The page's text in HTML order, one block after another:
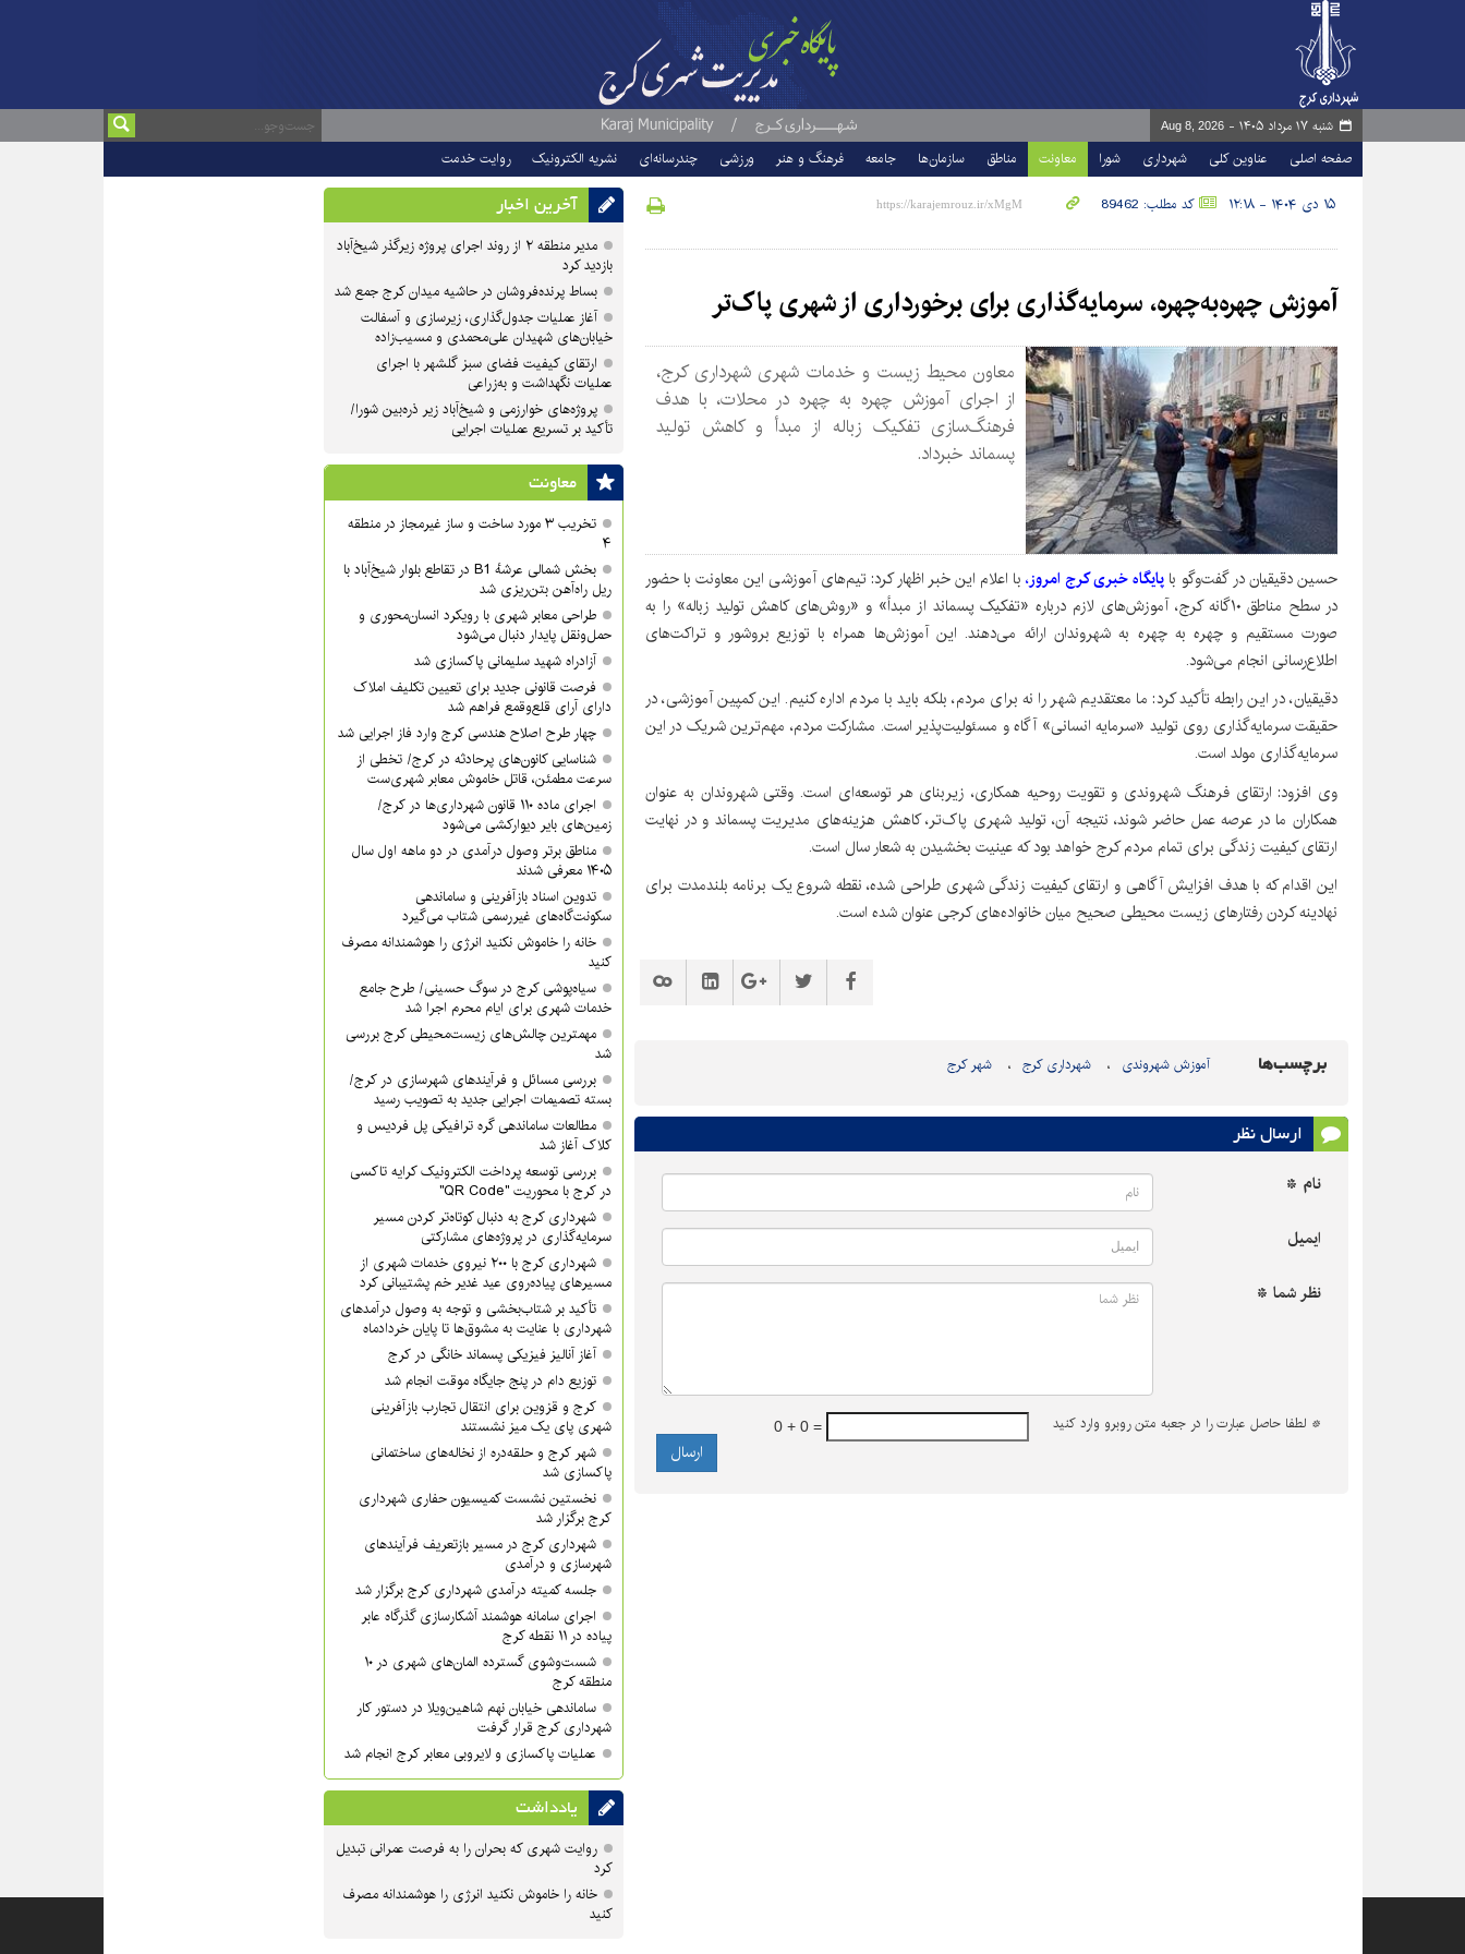
شنبه ۱۷ مرداد ۱۴۰۵ - Aug 8, 2026
صفحه اصلی عناوین کلی شهرداری شورا معاونت مناطق سازمان‌ها جامعه فرهنگ و هنر ورزشی چندرسانه‌ای نشریه الکترونیک روایت خدمت
۱۵ دی ۱۴۰۴ - ۱۲:۱۸ کد مطلب: 89462
آموزش چهره‌به‌چهره، سرمایه‌گذاری برای برخورداری از شهری پاک‌تر
معاون محیط زیست و خدمات شهری شهرداری کرج،
از اجرای آموزش چهره به چهره در محلات، با هدف
فرهنگ‌سازی تفکیک زباله از مبدأ و کاهش تولید
پسماند خبرداد.
حسین دقیقیان در گفت‌وگو با پایگاه خبری کرج امروز، با اعلام این خبر اظهار کرد: تیم‌های آموزشی این معاونت با حضور
در سطح مناطق ۱۰گانه کرج، آموزش‌های لازم درباره «تفکیک پسماند از مبدأ» و «روش‌های کاهش تولید زباله» را به
صورت مستقیم و چهره به چهره به شهروندان ارائه می‌دهند. این آموزش‌ها همراه با توزیع بروشور و تراکت‌های
اطلاع‌رسانی انجام می‌شود.
دقیقیان، در این رابطه تأکید کرد: ما معتقدیم شهر را نه برای مردم، بلکه باید با مردم اداره کنیم. این کمپین آموزشی، در
حقیقت سرمایه‌گذاری روی تولید «سرمایه انسانی» آگاه و مسئولیت‌پذیر است. مشارکت مردم، مهم‌ترین شریک در این
سرمایه‌گذاری مولد است.
وی افزود: ارتقای فرهنگ شهروندی و تقویت روحیه همکاری، زیربنای هر توسعه‌ای است. وقتی شهروندان به عنوان
همکاران ما در عرصه عمل حاضر شوند، نتیجه آن، تولید شهری پاک‌تر، کاهش هزینه‌های مدیریت پسماند و در نهایت
ارتقای کیفیت زندگی برای تمام مردم کرج خواهد بود که عینیت بخشیدن به شعار سال است.
این اقدام که با هدف افزایش آگاهی و ارتقای کیفیت زندگی شهری طراحی شده، نقطه شروع یک برنامه بلندمدت برای
نهادینه کردن رفتارهای زیست محیطی صحیح میان خانواده‌های کرجی عنوان شده است.
برچسب‌ها آموزش شهروندی شهرداری کرج شهر کرج
ارسال نظر
نام *
ایمیل
نظر شما *
* لطفا حاصل عبارت را در جعبه متن روبرو وارد کنید 0 + 0 =
آخرین اخبار
مدیر منطقه ۲ از روند اجرای پروژه زیرگذر شیخ‌آباد
بازدید کرد
بساط پرنده‌فروشان در حاشیه میدان کرج جمع شد
آغاز عملیات جدول‌گذاری، زیرسازی و آسفالت
خیابان‌های شهیدان علی‌محمدی و مسیب‌زاده
ارتقای کیفیت فضای سبز گلشهر با اجرای
عملیات نگهداشت و به‌زراعی
پروژه‌های خوارزمی و شیخ‌آباد زیر ذره‌بین شورا/
تأکید بر تسریع عملیات اجرایی
معاونت
تخریب ۳ مورد ساخت و ساز غیرمجاز در منطقه
۴
بخش شمالی عرشهٔ B1 در تقاطع بلوار شیخ‌آباد با
ریل راه‌آهن بتن‌ریزی شد
طراحی معابر شهری با رویکرد انسان‌محوری و
حمل‌ونقل پایدار دنبال می‌شود
آزادراه شهید سلیمانی پاکسازی شد
فرصت قانونی جدید برای تعیین تکلیف املاک
دارای آرای قلع‌وقمع فراهم شد
چهار طرح اصلاح هندسی کرج وارد فاز اجرایی شد
شناسایی کانون‌های پرحادثه در کرج/ تخطی از
سرعت مطمئن، قاتل خاموش معابر شهری‌ست
اجرای ماده ۱۱۰ قانون شهرداری‌ها در کرج/
زمین‌های بایر دیوارکشی می‌شود
مناطق برتر وصول درآمدی در دو ماهه اول سال
۱۴۰۵ معرفی شدند
تدوین اسناد بازآفرینی و ساماندهی
سکونت‌گاه‌های غیررسمی شتاب می‌گیرد
خانه را خاموش نکنید انرژی را هوشمندانه مصرف
کنید
سیاه‌پوشی کرج در سوگ حسینی/ طرح جامع
خدمات شهری برای ایام محرم اجرا شد
مهمترین چالش‌های زیست‌محیطی کرج بررسی
شد
بررسی مسائل و فرآیندهای شهرسازی در کرج/
بسته تصمیمات اجرایی جدید به تصویب رسید
مطالعات ساماندهی گره ترافیکی پل فردیس و
کلاک آغاز شد
بررسی توسعه پرداخت الکترونیک کرایه تاکسی
در کرج با محوریت "QR Code"
شهرداری کرج به دنبال کوتاه‌تر کردن مسیر
سرمایه‌گذاری در پروژه‌های مشارکتی
شهرداری کرج با ۲۰۰ نیروی خدمات شهری از
مسیرهای پیاده‌روی عید غدیر خم پشتیبانی کرد
تأکید بر شتاب‌بخشی و توجه به وصول درآمدهای
شهرداری با عنایت به مشوق‌ها تا پایان خردادماه
آغاز آنالیز فیزیکی پسماند خانگی در کرج
توزیع دام در پنج جایگاه موقت انجام شد
کرج و قزوین برای انتقال تجارب بازآفرینی
شهری پای یک میز نشستند
شهر کرج و حلقه‌دره از نخاله‌های ساختمانی
پاکسازی شد
نخستین نشست کمیسیون حفاری شهرداری
کرج برگزار شد
شهرداری کرج در مسیر بازتعریف فرآیندهای
شهرسازی و درآمدی
جلسه کمیته درآمدی شهرداری کرج برگزار شد
اجرای سامانه هوشمند آشکارسازی گذرگاه عابر
پیاده در ۱۱ نقطه کرج
شست‌وشوی گسترده المان‌های شهری در ۱۰
منطقه کرج
ساماندهی خیابان نهم شاهین‌ویلا در دستور کار
شهرداری کرج قرار گرفت
عملیات پاکسازی و لایروبی معابر کرج انجام شد
یادداشت
روایت شهری که بحران را به فرصت عمرانی تبدیل
کرد
خانه را خاموش نکنید انرژی را هوشمندانه مصرف
کنید